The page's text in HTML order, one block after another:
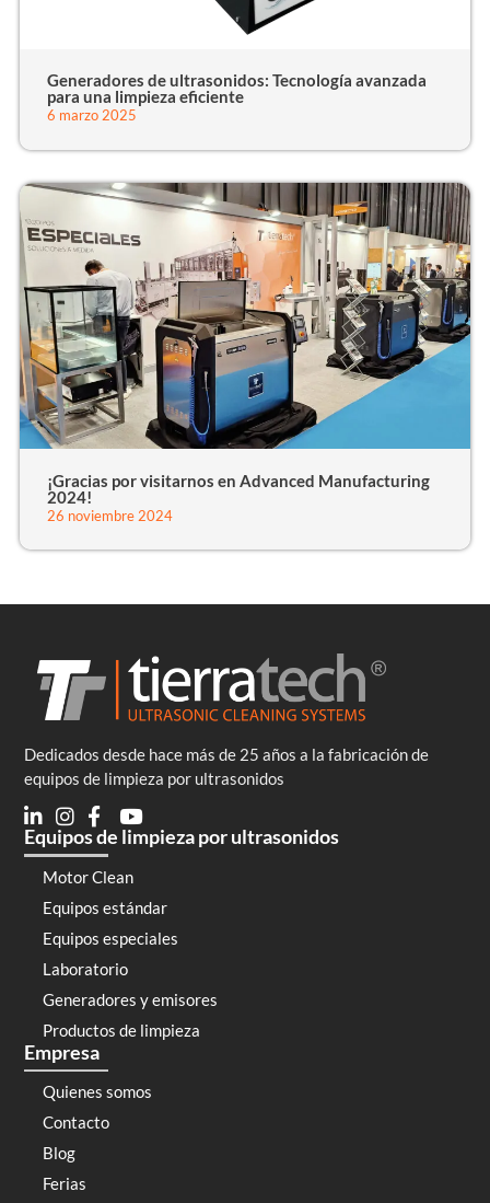
Generadores de ultrasonidos: Tecnología avanzada
para una limpieza eficiente
6 marzo 2025
¡Gracias por visitarnos en Advanced Manufacturing
2024!
26 noviembre 2024
Dedicados desde hace más de 25 años a la fabricación de
equipos de limpieza por ultrasonidos
Equipos de limpieza por ultrasonidos
Motor Clean
Equipos estándar
Equipos especiales
Laboratorio
Generadores y emisores
Productos de limpieza
Empresa
Quienes somos
Contacto
Blog
Ferias